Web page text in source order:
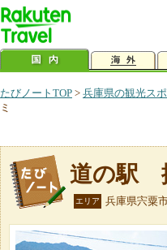
たびノートTOP > 兵庫県の観光ス
ミ
道の駅
エリア 兵庫県宍粟